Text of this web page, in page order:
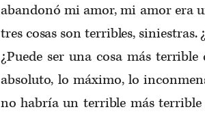
abandonó mi amor, mi amor era
tres cosas son terribles, siniestras.
¿Puede ser una cosa más
absoluto, lo máximo, lo
no habría un terrible más